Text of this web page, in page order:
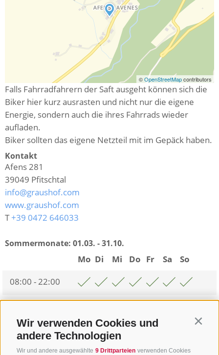
Wir verwenden Cookies und
andere Technologien
Wir und andere ausgewählte 9 Drittparteien verwenden Cookies
©OpenStreetMapcontributors
Falls Fahrradfahrern der Saft ausgeht können sich die
Biker hier kurz ausrasten und nicht nur die eigene
Energie, sondern auch die ihres Fahrrads wieder
aufladen.
Biker sollten das eigene Netzteil mit im Gepäck haben.
Kontakt
Afens 281
39049 Pfitschtal
info@graushof.com
www.graushof.com
T+39 0472 646033
Sommermonate: 01.03. - 31.10.
Mo Di Mi Do Fr Sa
So
08:00 - 22:00
Zurück zur Übersicht